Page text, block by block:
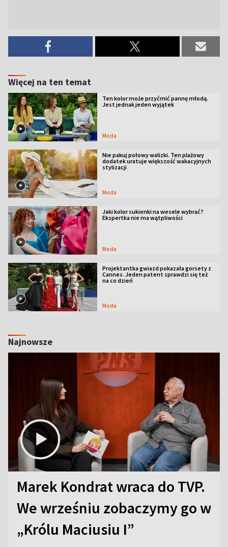
Więcej na ten temat
Ten kolor może przyćmić pannę młodą.
Jest jednak jeden wyjątek
Moda
Nie pakuj połowy walizki. Ten plażowy
dodatek uratuje większość wakacyjnych
stylizacji
Moda
Jaki kolor sukienki na wesele wybrać?
Ekspertka nie ma wątpliwości
Moda
Projektantka gwiazd pokazała gorsety z
Cannes. Jeden patent sprawdzi się też
na co dzień
Moda
Najnowsze
Marek Kondrat wraca do TVP.
We wrześniu zobaczymy go w
„Królu Maciusiu I”